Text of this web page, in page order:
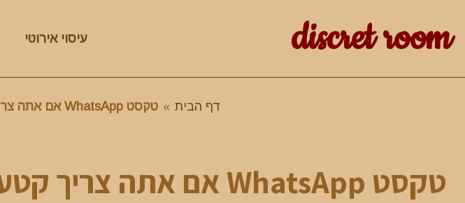
discret room עיסוי אירוטי
דף הבית » טקסט WhatsApp אם אתה צריך קטעי וידאו וקריאות + 254726593538Lls
טקסט WhatsApp אם אתה צריך קטעי וידאו וקריאות + 254726593538Lls